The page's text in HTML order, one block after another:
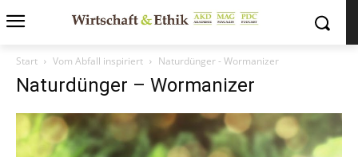
Start Vom Abfall inspiriert Naturdünger - Wormanizer
Naturdünger – Wormanizer